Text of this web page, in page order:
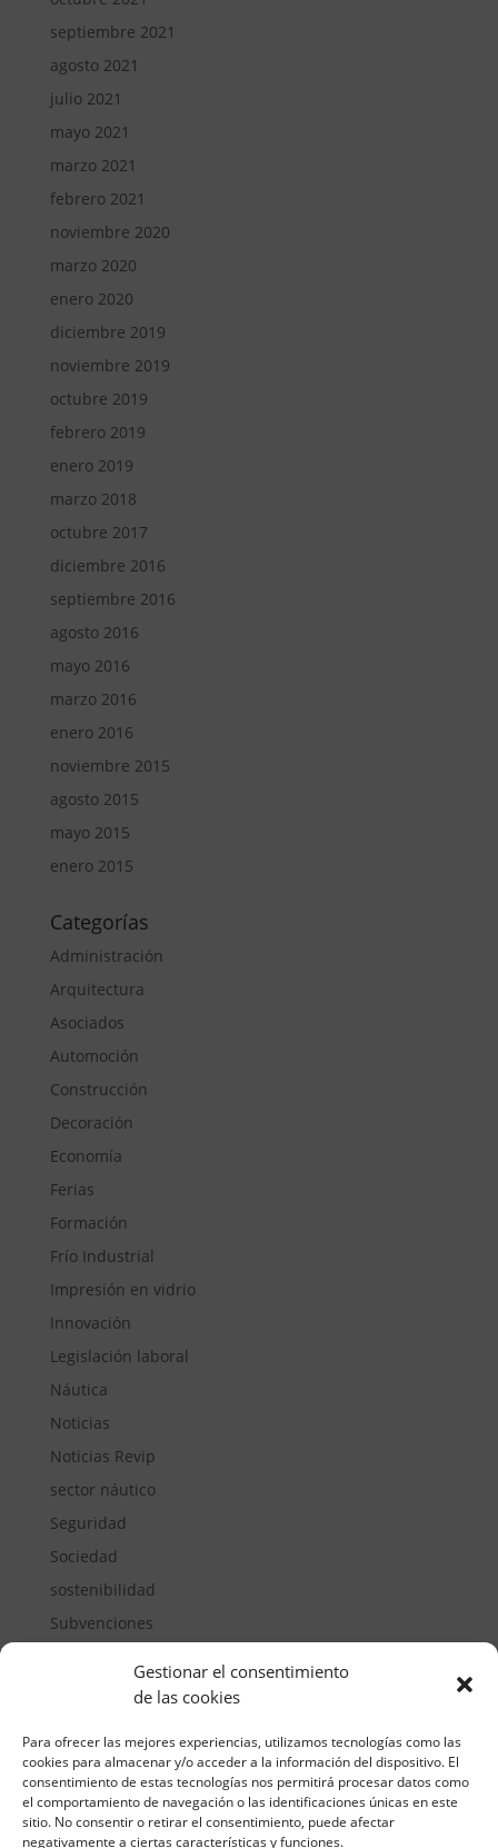
Gestionar el consentimiento
de las cookies
Para ofrecer las mejores experiencias, utilizamos tecnologías como las
cookies para almacenar y/o acceder a la información del dispositivo. El
consentimiento de estas tecnologías nos permitirá procesar datos como
el comportamiento de navegación o las identificaciones únicas en este
sitio. No consentir o retirar el consentimiento, puede afectar
negativamente a ciertas características y funciones.
septiembre 2021
agosto 2021
julio 2021
mayo 2021
marzo 2021
febrero 2021
noviembre 2020
marzo 2020
enero 2020
diciembre 2019
noviembre 2019
octubre 2019
febrero 2019
enero 2019
marzo 2018
octubre 2017
diciembre 2016
septiembre 2016
agosto 2016
mayo 2016
marzo 2016
enero 2016
noviembre 2015
agosto 2015
mayo 2015
enero 2015
Categorías
Administración
Arquitectura
Asociados
Automoción
Construcción
Decoración
Economía
Ferias
Formación
Frío Industrial
Impresión en vidrio
Innovación
Legislación laboral
Náutica
Noticias
Noticias Revip
sector náutico
Seguridad
Sociedad
sostenibilidad
Subvenciones